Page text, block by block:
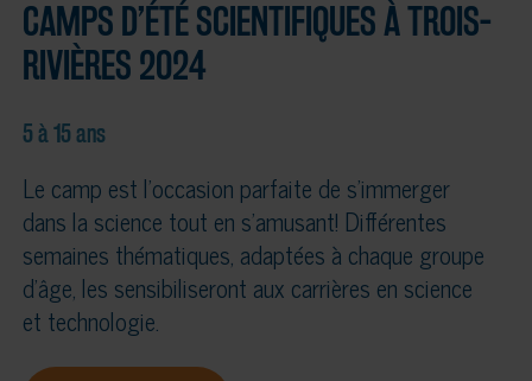
CAMPS D’ÉTÉ SCIENTIFIQUES À TROIS-
RIVIÈRES 2024
5 à 15 ans
Le camp est l’occasion parfaite de s’immerger
dans la science tout en s’amusant! Différentes
semaines thématiques, adaptées à chaque groupe
d’âge, les sensibiliseront aux carrières en science
et technologie.